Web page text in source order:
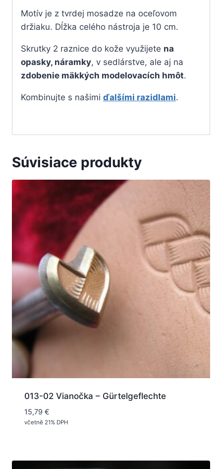
Motív je z tvrdej mosadze na oceľovom
držiaku. Dĺžka celého nástroja je 10 cm.
Skrutky 2 raznice do kože využijete na
opasky, náramky, v sedlárstve, ale aj na
zdobenie mäkkých modelovacích hmôt.
Kombinujte s našimi ďalšími razidlami.
Súvisiace produkty
013-02 Vianočka – Gürtelgeflechte
15,79 €
včetně 21% DPH